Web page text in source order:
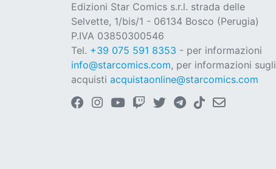
Edizioni Star Comics s.r.l. strada delle
Selvette, 1/bis/1 - 06134 Bosco (Perugia)
P.IVA 03850300546
Tel. +39 075 591 8353 - per informazioni
info@starcomics.com, per informazioni sugli
acquisti acquistaonline@starcomics.com